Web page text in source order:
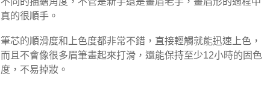
真的很順手。
筆芯的順滑度和上色度都非常不錯，直接輕觸就能迅速上色，
而且不會像很多眉筆畫起來打滑，還能保持至少12小時的固色
度，不易掉妝。